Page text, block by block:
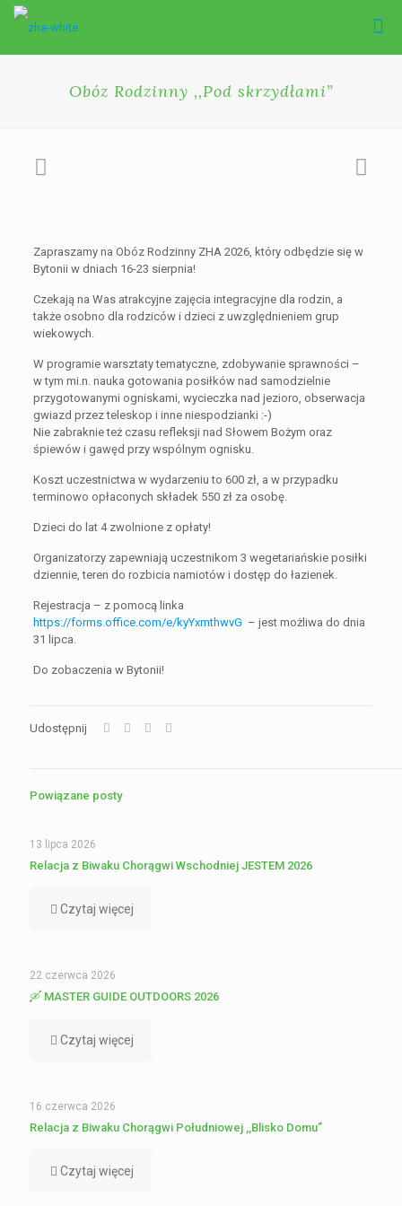
Obóz Rodzinny ,,Pod skrzydłami”
Zapraszamy na Obóz Rodzinny ZHA 2026, który odbędzie się w
Bytonii w dniach 16-23 sierpnia!
Czekają na Was atrakcyjne zajęcia integracyjne dla rodzin, a
także osobno dla rodziców i dzieci z uwzględnieniem grup
wiekowych.
W programie warsztaty tematyczne, zdobywanie sprawności –
w tym mi.n. nauka gotowania posiłków nad samodzielnie
przygotowanymi ogniskami, wycieczka nad jezioro, obserwacja
gwiazd przez teleskop i inne niespodzianki :-)
Nie zabraknie też czasu refleksji nad Słowem Bożym oraz
śpiewów i gawęd przy wspólnym ognisku.
Koszt uczestnictwa w wydarzeniu to 600 zł, a w przypadku
terminowo opłaconych składek 550 zł za osobę.
Dzieci do lat 4 zwolnione z opłaty!
Organizatorzy zapewniają uczestnikom 3 wegetariańskie posiłki
dziennie, teren do rozbicia namiotów i dostęp do łazienek.
Rejestracja – z pomocą linka
https://forms.office.com/e/kyYxmthwvG – jest możliwa do dnia
31 lipca.
Do zobaczenia w Bytonii!
Udostępnij
Powiązane posty
13 lipca 2026
Relacja z Biwaku Chorągwi Wschodniej JESTEM 2026
Czytaj więcej
22 czerwca 2026
🛶 MASTER GUIDE OUTDOORS 2026
Czytaj więcej
16 czerwca 2026
Relacja z Biwaku Chorągwi Południowej ,,Blisko Domu”
Czytaj więcej